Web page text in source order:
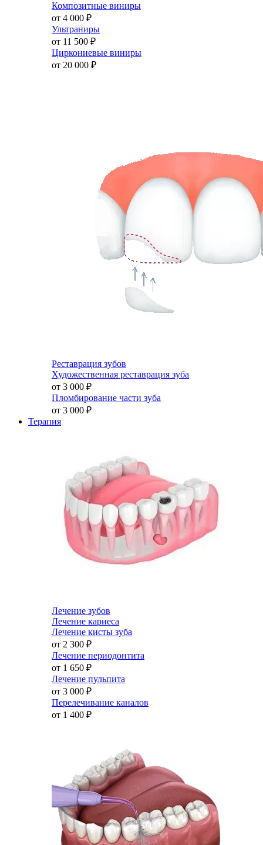
Композитные виниры
от 4 000 ₽
Ультраниры
от 11 500 ₽
Циркониевые виниры
от 20 000 ₽
Реставрация зубов
Художественная реставрация зуба
от 3 000 ₽
Пломбирование части зуба
от 3 000 ₽
Терапия
Лечение зубов
Лечение кариеса
Лечение кисты зуба
от 2 300 ₽
Лечение периодонтита
от 1 650 ₽
Лечение пульпита
от 3 000 ₽
Перелечивание каналов
от 1 400 ₽